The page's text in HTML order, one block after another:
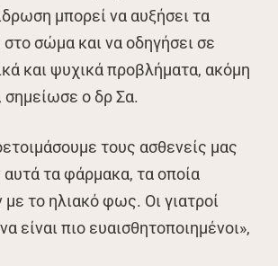
μπορεί να αυξήσει τα
στο σώμα και να οδηγήσει σε
και ψυχικά προβλήματα, ακόμη
σημείωσε ο δρ Σα.
τους ασθενείς μας
τα φάρμακα, τα οποία
το ηλιακό φως. Οι γιατροί
είναι πιο ευαισθητοποιημένοι»,